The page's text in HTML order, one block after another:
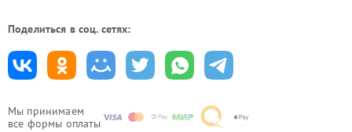
Мы принимаем
все формы оплаты
Поделиться в соц. сетях: